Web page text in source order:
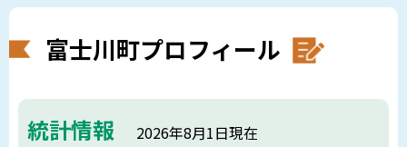
富士川町プロフィール
統計情報 2026年8月1日現在